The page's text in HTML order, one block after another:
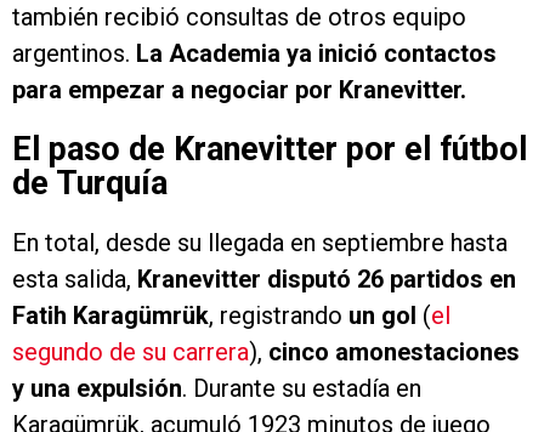
también recibió consultas de otros equipo
argentinos. La Academia ya inició contactos
para empezar a negociar por Kranevitter.
El paso de Kranevitter por el fútbol
de Turquía
En total, desde su llegada en septiembre hasta
esta salida, Kranevitter disputó 26 partidos en
Fatih Karagümrük, registrando un gol (el
segundo de su carrera), cinco amonestaciones
y una expulsión. Durante su estadía en
Karagümrük, acumuló 1923 minutos de juego